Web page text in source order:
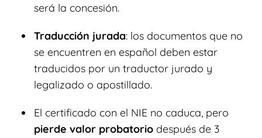
será la concesión.
Traducción jurada: los documentos que no
se encuentren en español deben estar
traducidos por un traductor jurado y
legalizado o apostillado.
El certificado con el NIE no caduca, pero
pierde valor probatorio después de 3